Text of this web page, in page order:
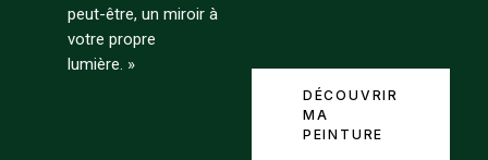
DÉCOUVRIR
MA
PEINTURE
peut-être, un miroir à
votre propre
lumière. »